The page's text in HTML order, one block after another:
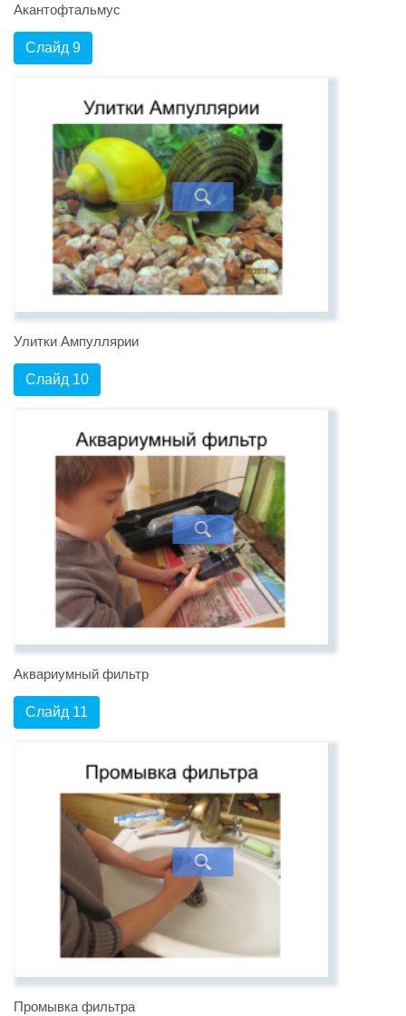
Акантофтальмус
Слайд 9
Улитки Ампуллярии
Слайд 10
Аквариумный фильтр
Слайд 11
Промывка фильтра